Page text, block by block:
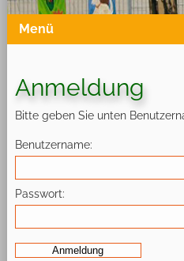
Menü
Anmeldung
Bitte geben Sie unten
Benutzername
Passwort